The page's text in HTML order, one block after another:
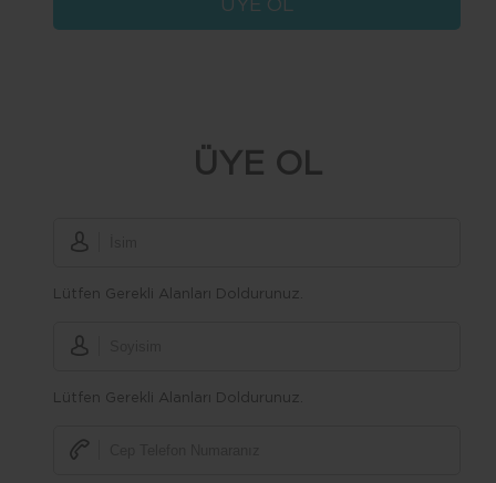
ÜYE OL
ÜYE OL
Lütfen Gerekli Alanları Doldurunuz.
Lütfen Gerekli Alanları Doldurunuz.